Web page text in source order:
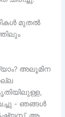
മുതൽ
അലൂമിന
- ഞങ്ങൾ